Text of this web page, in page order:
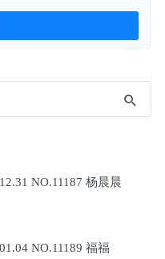
NO.11187 杨晨晨
NO.11189 福福